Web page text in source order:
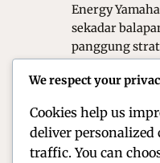
Energy
sekadar
panggung
mereka.
We respect your
Cookies help us
deliver personalized
traffic. You can